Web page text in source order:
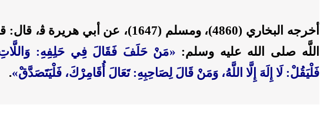
أخرجه البخاري (4860)، ومسلم (1647)، عن أبي
اللَّه صلى الله عليه وسلم: «مَنْ حَلَفَ فَقَالَ فِي حَلِفِهِ: وَاللَّاتِ
فَلْيَقُلْ: لَا إِلَهَ إِلَّا اللَّهُ، وَمَنْ قَالَ لِصَاحِبِهِ: تَعَالَ أُقَامِرْكَ، فَلْيَتَصَدَّقْ»
.